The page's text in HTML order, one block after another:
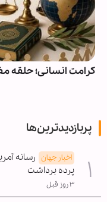
کرامت انسانی؛ حلقه
پربازدیدترین‌ها
اخبار جهان رسانه
پرده برداشت
۳ روز قبل